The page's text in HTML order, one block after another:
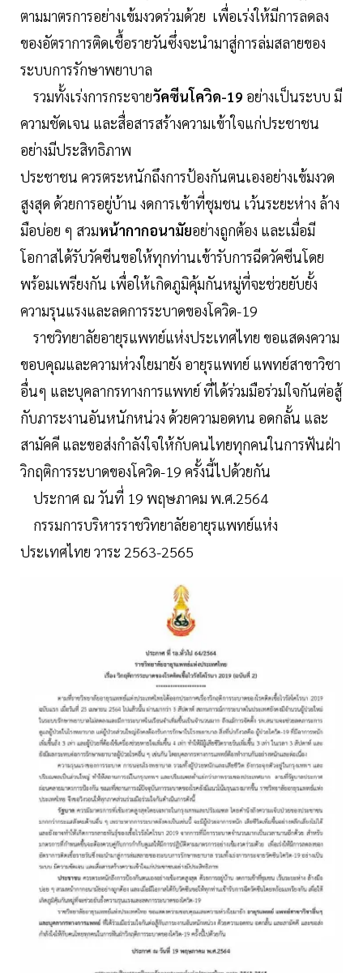
ตามมาตรการอย่างเข้มงวดร่วมด้วย เพื่อเร่งให้มีการลดลง
ของอัตราการติดเชื้อรายวันซึ่งจะนำมาสู่การล่มสลายของ
ระบบการรักษาพยาบาล
รวมทั้งเร่งการกระจายวัคซีนโควิด-19 อย่างเป็นระบบ มี
ความชัดเจน และสื่อสารสร้างความเข้าใจแก่ประชาชน
อย่างมีประสิทธิภาพ
ประชาชน ควรตระหนักถึงการป้องกันตนเองอย่างเข้มงวด
สูงสุด ด้วยการอยู่บ้าน งดการเข้าที่ชุมชน เว้นระยะห่าง ล้าง
มือบ่อย ๆ สวมหน้ากากอนามัยอย่างถูกต้อง และเมื่อมี
โอกาสได้รับวัคซีนขอให้ทุกท่านเข้ารับการฉีดวัคซีนโดย
พร้อมเพรียงกัน เพื่อให้เกิดภูมิคุ้มกันหมู่ที่จะช่วยยับยั้ง
ความรุนแรงและลดการระบาดของโควิด-19
ราชวิทยาลัยอายุรแพทย์แห่งประเทศไทย ขอแสดงความ
ขอบคุณและความห่วงใยมายัง อายุรแพทย์ แพทย์สาขาวิชา
อื่นๆ และบุคลากรทางการแพทย์ ที่ได้ร่วมมือร่วมใจกันต่อสู้
กับภาระงานอันหนักหน่วง ด้วยความอดทน อดกลั้น และ
สามัคคี และขอส่งกำลังใจให้กับคนไทยทุกคนในการฟันฝ่า
วิกฤติการระบาดของโควิด-19 ครั้งนี้ไปด้วยกัน
ประกาศ ณ วันที่ 19 พฤษภาคม พ.ศ.2564
กรรมการบริหารราชวิทยาลัยอายุรแพทย์แห่ง
ประเทศไทย วาระ 2563-2565